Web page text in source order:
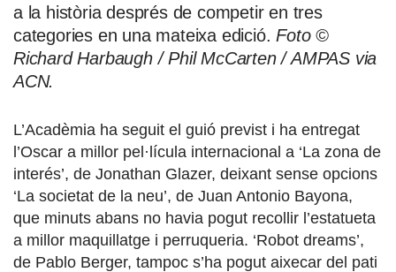
a la història després de competir en tres
categories en una mateixa edició. Foto ©
Richard Harbaugh / Phil McCarten / AMPAS via
ACN.
L’Acadèmia ha seguit el guió previst i ha entregat
l’Oscar a millor pel·lícula internacional a ‘La zona de
interés’, de Jonathan Glazer, deixant sense opcions
‘La societat de la neu’, de Juan Antonio Bayona,
que minuts abans no havia pogut recollir l’estatueta
a millor maquillatge i perruqueria. ‘Robot dreams’,
de Pablo Berger, tampoc s’ha pogut aixecar del pati